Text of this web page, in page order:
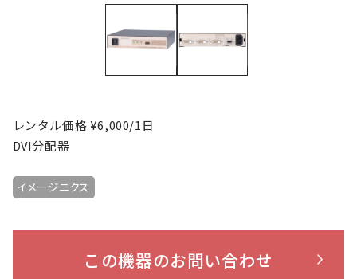
レンタル価格 ¥6,000/1日
DVI分配器
イメージニクス
この機器のお問い合わせ